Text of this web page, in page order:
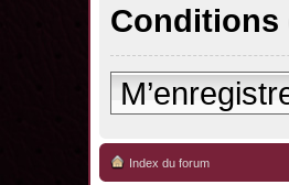
Conditions
Index du forum